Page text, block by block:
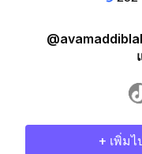
+ เพิ่ม